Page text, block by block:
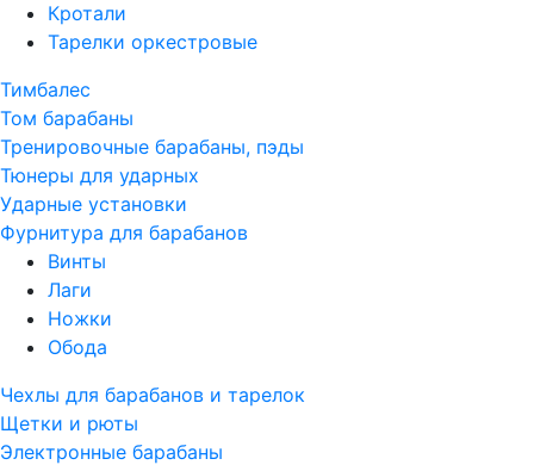
Кротали
Тарелки оркестровые
Тимбалес
Том барабаны
Тренировочные барабаны, пэды
Тюнеры для ударных
Ударные установки
Фурнитура для барабанов
Винты
Лаги
Ножки
Обода
Чехлы для барабанов и тарелок
Щетки и рюты
Электронные барабаны